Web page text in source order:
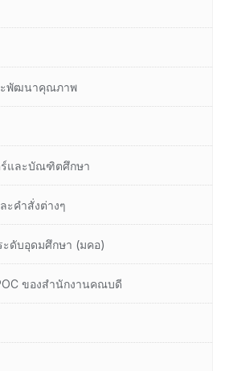
ะพัฒนาคุณภาพ
ร์และบัณฑิตศึกษา
ะคำสั่งต่างๆ
ดับอุดมศึกษา (มคอ)
ของสำนักงานคณบดี